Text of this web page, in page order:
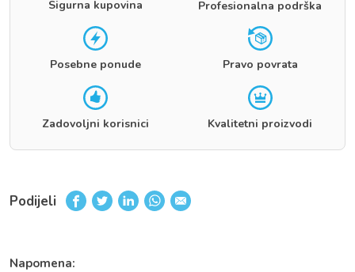
Sigurna kupovina Profesionalna podrška
Posebne ponude Pravo povrata
Zadovoljni korisnici Kvalitetni proizvodi
Podijeli
Napomena: